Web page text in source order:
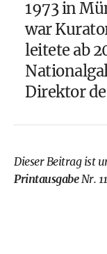
1973 in
war
leitete ab
Direktor
Dieser Beitrag ist
PrintausgabeNr.